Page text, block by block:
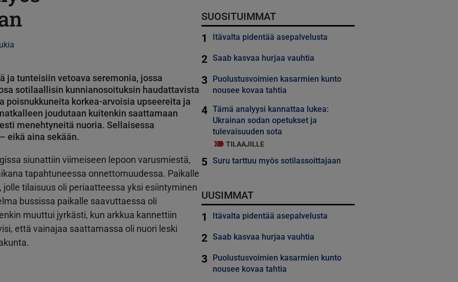
ja tunteisiin vetoava seremonia, jossa
sotilaallisin kunnianosoituksin haudattavista
korkea-arvoisia upseereita ja
joudutaan kuitenkin saattamaan
menehtyneitä nuoria. Sellaisessa
eikä aina sekään.
siunattiin viimeiseen lepoon varusmiestä,
tapahtuneessa onnettomuudessa. Paikalle
tilaisuus oli periaatteessa yksi esiintyminen
bussissa paikalle saavuttaessa oli
muuttui jyrkästi, kun arkkua kannettiin
että vainajaa saattamassa oli nuori leski
SUOSITUIMMAT
1 Itävalta pidentää asepalvelusta
2 Saab kasvaa hurjaa vauhtia
3
Puolustusvoimien kasarmien kunto
nousee kovaa tahtia
4 Tämä analyysi kannattaa lukea:
Ukrainan sodan opetukset ja
tulevaisuuden sota
TILAAJILLE
5 Suru tarttuu myös sotilassoittajaan
UUSIMMAT
1 Itävalta pidentää asepalvelusta
2 Saab kasvaa hurjaa vauhtia
3
Puolustusvoimien kasarmien kunto
nousee kovaa tahtia